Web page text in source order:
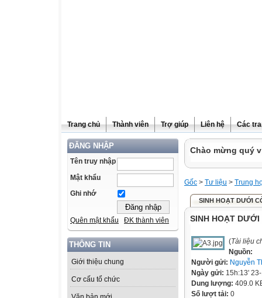
Trang chủ Thành viên Trợ giúp Liên hệ Các
ĐĂNG NHẬP
Tên truy nhập
Mật khẩu
Ghi nhớ
Quên mật khẩu ĐK thành viên
THÔNG TIN
Giới thiệu chung
Cơ cấu tổ chức
Chào mừng quý
Gốc > Tư liệu > Trung
SINH HOẠT DƯỚI
SINH HOẠT
(Tài liệu
Nguồn:
Người gửi: Nguyễn
Ngày gửi: 15h:13'
Dung lượng: 409.0
Số lượt tải: 0